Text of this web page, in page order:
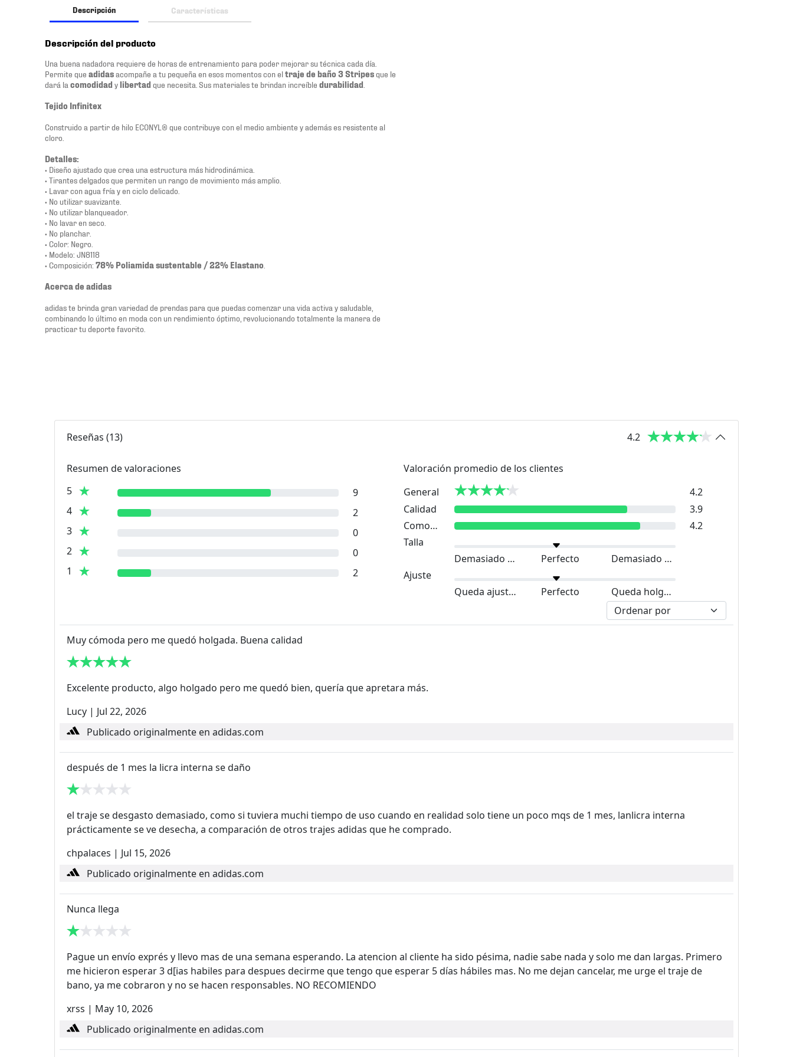
Descripción Características
Descripción del producto
Una buena nadadora requiere de horas de entrenamiento para poder mejorar su técnica cada día.
Permite que adidasacompañe a tu pequeña en esos momentos con eltraje de baño 3 Stripesque le
dará la comodidad ylibertad que necesita. Sus materiales te brindan increíble durabilidad
Tejido Infinitex
Construido a partir de hilo ECONYL® que contribuye con el medio ambiente y además es resistente al
cloro.
Detalles:
• Diseño ajustado que crea una estructura más hidrodinámica.
• Tirantes delgados que permiten un rango de movimiento más amplio.
• Lavar con agua fría y en ciclo delicado.
• No utilizar suavizante.
• No utilizar blanqueador.
• No lavar en seco.
• No planchar.
• Color: Negro.
• Modelo: JN8118
• Composición: 78% Poliamida sustentable / 22% Elastano
Acerca de adidas
adidas te brinda gran variedad de prendas para que puedas comenzar una vida activa y saludable,
combinando lo último en moda con un rendimiento óptimo, revolucionando totalmente la manera de
practicar tu deporte favorito.
Reseñas (13) 4.2
Resumen de valoraciones
5
9
4
2
3
0
2
0
1
2
Valoración promedio de los clientes
General
4.2
Calidad
3.9
Comodidad
4.2
Talla
Demasiado pequeño
Perfecto
Demasiado grande
Ajuste
Queda ajustado
Perfecto Queda holgado
Muy cómoda pero me quedó holgada. Buena calidad
Excelente producto, algo holgado pero me quedó bien, quería que apretara más.
Lucy | Jul 22, 2026
Publicado originalmente en adidas.com
después de 1 mes la licra interna se daño
el traje se desgasto demasiado, como si tuviera muchi tiempo de uso cuando en realidad solo tiene un poco mqs de 1 mes, lanlicra interna
prácticamente se ve desecha, a comparación de otros trajes adidas que he comprado.
chpalaces | Jul 15, 2026
Publicado originalmente en adidas.com
Nunca llega
Pague un envío exprés y llevo mas de una semana esperando. La atencion al cliente ha sido pésima, nadie sabe nada y solo me dan largas. Primero
me hicieron esperar 3 d[ias habiles para despues decirme que tengo que esperar 5 días hábiles mas. No me dejan cancelar, me urge el traje de
bano, ya me cobraron y no se hacen responsables. NO RECOMIENDO
xrss | May 10, 2026
Publicado originalmente en adidas.com